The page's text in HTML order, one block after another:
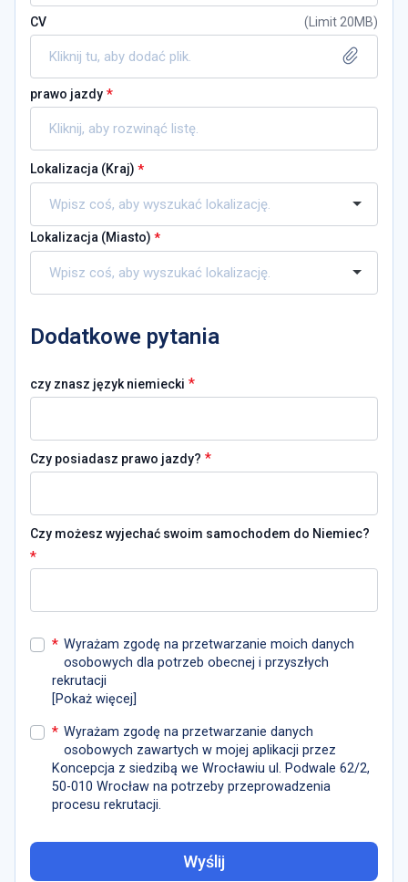
CV ( Limit 20MB)
Kliknij tu, aby dodać plik.
prawo jazdy *
Lokalizacja (Kraj) *
Lokalizacja (Miasto) *
Dodatkowe pytania
czy znasz język niemiecki *
Czy posiadasz prawo jazdy? *
Czy możesz wyjechać swoim samochodem do Niemiec?
*
* Wyrażam zgodę na przetwarzanie moich danych
osobowych dla potrzeb obecnej i przyszłych
rekrutacji
[Pokaż więcej]
* Wyrażam zgodę na przetwarzanie danych
osobowych zawartych w mojej aplikacji przez
Koncepcja z siedzibą we Wrocławiu ul. Podwale 62/2,
50-010 Wrocław na potrzeby przeprowadzenia
procesu rekrutacji.
Wyślij